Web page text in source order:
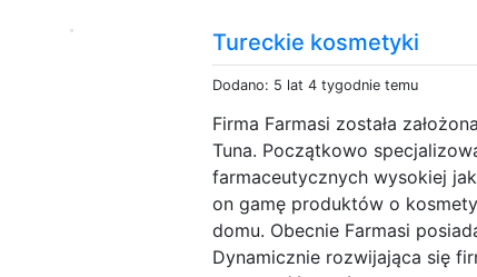
Tureckie kosmetyki
Dodano: 5 lat 4 tygodnie temu
Firma Farmasi została
Tuna. Początkowo
farmaceutycznych wysokiej
on gamę produktów o
domu. Obecnie Farmasi
Dynamicznie rozwijająca się